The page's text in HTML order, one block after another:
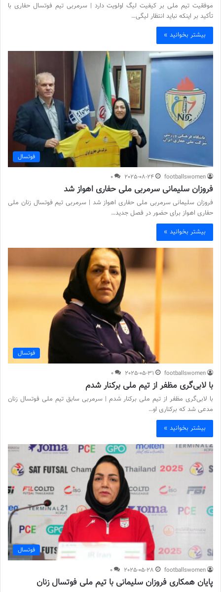
موفقیت تیم ملی بر کیفیت لیگ اولویت دارد | سرمربی تیم فوتسال حفاری با
تأکید بر اینکه نباید انتظار لیگی…
بیشتر بخوانید »
فوتسال
footballswomen
2025-08-24
0
فروزان سلیمانی سرمربی ملی حفاری اهواز شد
فروزان سلیمانی سرمربی ملی حفاری اهواز شد | سرمربی تیم فوتسال زنان ملی
حفاری اهواز برای حضور در فصل جدید…
بیشتر بخوانید »
فوتسال
footballswomen
2025-05-31
0
با لابی‌گری مظفر از تیم ملی برکنار شدم
با لابی‌گری مظفر از تیم ملی برکنار شدم | سرمربی سابق تیم ملی فوتسال زنان
مدعی شد که برکناری او…
بیشتر بخوانید »
فوتسال
footballswomen
2025-05-28
0
پایان همکاری فروزان سلیمانی با تیم ملی فوتسال زنان